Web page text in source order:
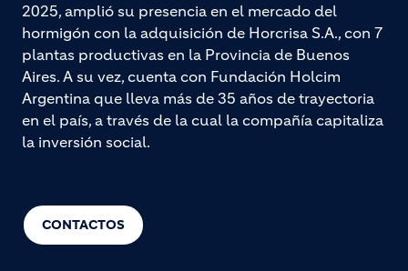
CONTACTOS
2025, amplió su presencia en el mercado del
hormigón con la adquisición de Horcrisa S.A., con 7
plantas productivas en la Provincia de Buenos
Aires. A su vez, cuenta con Fundación Holcim
Argentina que lleva más de 35 años de trayectoria
en el país, a través de la cual la compañía capitaliza
la inversión social.